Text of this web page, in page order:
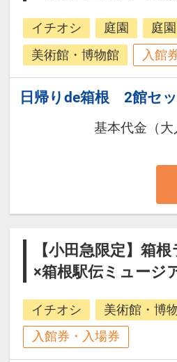
イチオシ 庭園
庭園
美術館・博物館
入館
日帰りde箱根 2館セ
基本代金（大
【小田急限定】箱
×箱根駅伝ミュー
イチオシ
美術館・博
入館券・入場券